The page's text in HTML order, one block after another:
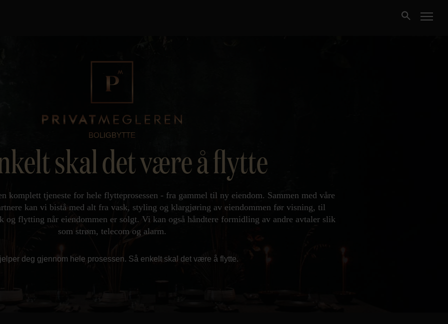
Finansiering
BOLIGBYTTE
skal det være å flytte
komplett tjeneste for hele flytteprosessen - fra gammel til ny eiendom. Sammen med våre
kan vi bistå med alt fra vask, styling og klargjøring av eiendommen før visning, til
og flytting når eiendommen er solgt. Vi kan også håndtere formidling av andre avtaler slik
som strøm, telecom og alarm.
deg gjennom hele prosessen. Så enkelt skal det være å flytte.